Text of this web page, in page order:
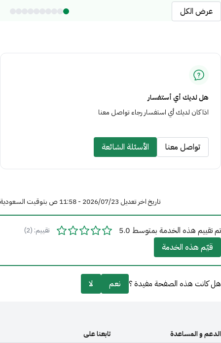
عرض الكل
هل لديك أي أستفسار
اذا كان لديك أي استفسار رجاء تواصل معنا
تواصل معنا الأسئلة الشائعة
تاريخ اخر تعديل 23‏/07‏/2026 - 11:58 ص بتوقيت السعودية
تم تقييم هذه الخدمة بمتوسط 5.0 تقييم: (2)
قيّم هذه الخدمة
هل كانت هذه الصفحة مفيدة ؟ نعم لا
الدعم و المساعدة
تابعنا على